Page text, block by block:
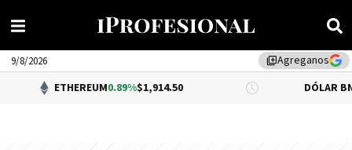
library_addAgreganos
9/8/2026
0.89%$1,914.50 DÓLAR BNA 0.34%